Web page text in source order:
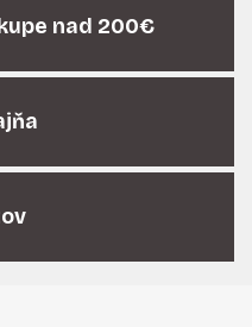
nad 200€